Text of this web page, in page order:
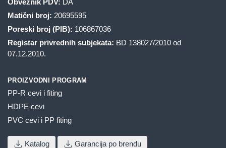
Matični broj: 20695595
Poreski broj (PIB): 106867036
Registar privrednih subjekata: BD 138027/2010 od
07.12.2010.
PROIZVODNI PROGRAM
PP-R cevi i fiting
HDPE cevi
PVC cevi i PP fiting
Katalog Garancija po brendu